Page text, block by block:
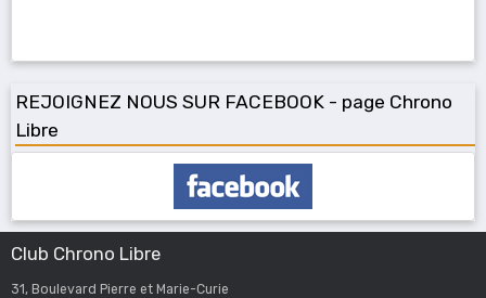
REJOIGNEZ NOUS SUR FACEBOOK - page Chrono
Libre
Club Chrono Libre
31, Boulevard Pierre et Marie-Curie